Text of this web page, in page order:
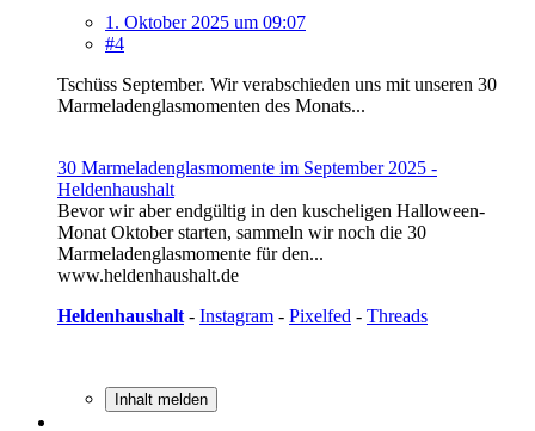
1. Oktober 2025 um 09:07
#4
Tschüss September. Wir verabschieden uns mit unseren 30
Marmeladenglasmomenten des Monats...
30 Marmeladenglasmomente im September 2025 -
Heldenhaushalt
Bevor wir aber endgültig in den kuscheligen Halloween-
Monat Oktober starten, sammeln wir noch die 30
Marmeladenglasmomente für den...
www.heldenhaushalt.de
Heldenhaushalt - Instagram - Pixelfed - Threads
Inhalt melden